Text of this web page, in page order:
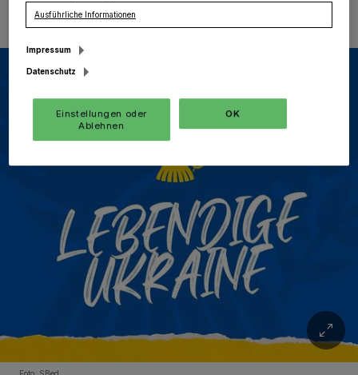
Ausführliche Informationen
Impressum
Datenschutz
Einstellungen oder
Ablehnen
OK